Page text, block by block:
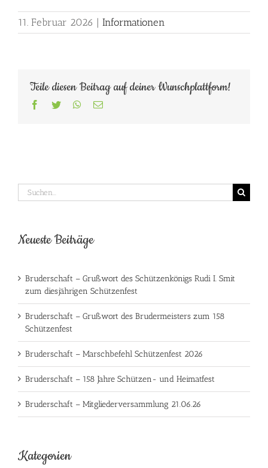
11. Februar 2026 | Informationen
Teile diesen Beitrag auf deiner Wunschplattform!
Facebook
Twitter WhatsApp
E-
Suche
nach:
Neueste Beiträge
Bruderschaft – Grußwort des Schützenkönigs Rudi I. Smit
zum diesjährigen Schützenfest
Bruderschaft – Grußwort des Brudermeisters zum 158
Schützenfest
Bruderschaft – Marschbefehl Schützenfest 2026
Bruderschaft – 158 Jahre Schützen- und Heimatfest
Bruderschaft – Mitgliederversammlung 21.06.26
Kategorien